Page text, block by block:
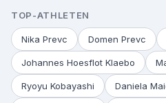
TOP-ATHLETEN
Nika Prevc Domen Prevc
Johannes Hoesflot Klaebo
Ryoyu Kobayashi Daniela